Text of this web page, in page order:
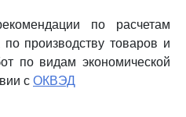
по расчетам
по производству товаров и
по видам экономической
с ОКВЭД